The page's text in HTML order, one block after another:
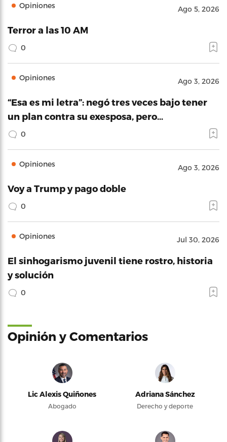
Opiniones Ago 5, 2026
Terror a las 10 AM
0
Opiniones Ago 3, 2026
“Esa es mi letra”: negó tres veces bajo tener
un plan contra su exesposa, pero…
0
Opiniones Ago 3, 2026
Voy a Trump y pago doble
0
Opiniones Jul 30, 2026
El sinhogarismo juvenil tiene rostro, historia
y solución
0
Opinión y Comentarios
Lic Alexis Quiñones
Abogado
Adriana Sánchez
Derecho y deporte